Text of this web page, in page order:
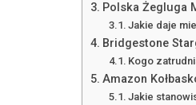
Polska Żegluga
Jakie daje
Bridgestone
Kogo
Amazon
Jakie